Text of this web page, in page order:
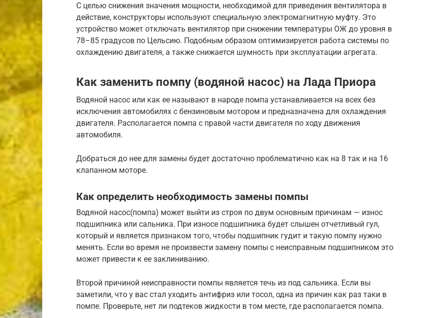
С целью снижения значения мощности, необходимой для приведения вентилятора в
действие, конструкторы используют специальную электромагнитную муфту. Это
устройство может отключать вентилятор при снижении температуры ОЖ до уровня в
78–85 градусов по Цельсию. Подобным образом оптимизируется работа системы по
охлаждению двигателя, а также снижается шумность при эксплуатации агрегата.
Как заменить помпу (водяной насос) на Лада Приора
Водяной насос или как ее называют в народе помпа устанавливается на всех без
исключения автомобилях с бензиновым мотором и предназначена для охлаждения
двигателя. Располагается помпа с правой части двигателя по ходу движения
автомобиля.
Добраться до нее для замены будет достаточно проблематично как на 8 так и на 16
клапанном моторе.
Как определить необходимость замены помпы
Водяной насос(помпа) может выйти из строя по двум основным причинам — износ
подшипника или сальника. При износе подшипника будет слышен отчетливый гул,
который и является признаком того, чтобы подшипник гудит и такую помпу нужно
менять. Если во время не произвести замену помпы с неисправным подшипником это
может привести к ее заклиниванию.
Второй причиной неисправности помпы является течь из под сальника. Если вы
заметили, что у вас стал уходить антифриз или тосол, одна из причин как раз таки в
помпе. Проверьте, нет ли подтеков жидкости в том месте, где располагается помпа.